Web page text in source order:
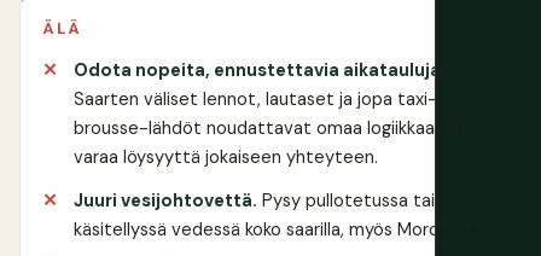
ÄLÄ
Odota nopeita, ennustettavia aikatauluja.
Saarten väliset lennot, lautaset ja jopa taxi-
brousse-lähdöt noudattavat omaa logiikkaansa;
varaa löysyyttä jokaiseen yhteyteen.
Juuri vesijohtovettä. Pysy pullotetussa tai
käsitellyssä vedessä koko saarilla, myös Moronissa.